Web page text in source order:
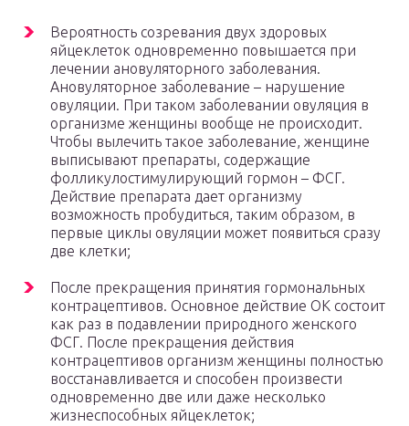
Вероятность созревания двух здоровых
яйцеклеток одновременно повышается при
лечении ановуляторного заболевания.
Ановуляторное заболевание – нарушение
овуляции. При таком заболевании овуляция в
организме женщины вообще не происходит.
Чтобы вылечить такое заболевание, женщине
выписывают препараты, содержащие
фолликулостимулирующий гормон – ФСГ.
Действие препарата дает организму
возможность пробудиться, таким образом, в
первые циклы овуляции может появиться сразу
две клетки;
После прекращения принятия гормональных
контрацептивов. Основное действие ОК состоит
как раз в подавлении природного женского
ФСГ. После прекращения действия
контрацептивов организм женщины полностью
восстанавливается и способен произвести
одновременно две или даже несколько
жизнеспособных яйцеклеток;